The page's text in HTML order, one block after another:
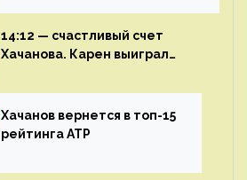
14:12 — счастливый счет
Хачанова. Карен выиграл
Хачанов вернется в топ-15
рейтинга ATP